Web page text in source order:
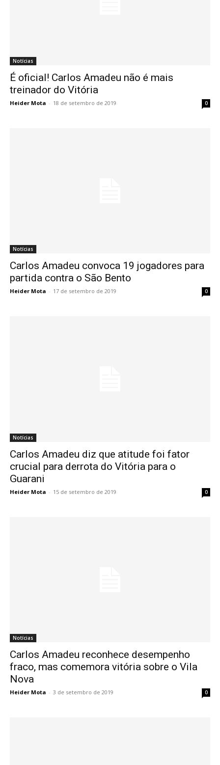
Notícias
É oficial! Carlos Amadeu não é mais
treinador do Vitória
Heider Mota - 18 de setembro de 2019 0
Notícias
Carlos Amadeu convoca 19 jogadores para
partida contra o São Bento
Heider Mota - 17 de setembro de 2019 0
Notícias
Carlos Amadeu diz que atitude foi fator
crucial para derrota do Vitória para o
Guarani
Heider Mota - 15 de setembro de 2019 0
Notícias
Carlos Amadeu reconhece desempenho
fraco, mas comemora vitória sobre o Vila
Nova
Heider Mota - 3 de setembro de 2019 0